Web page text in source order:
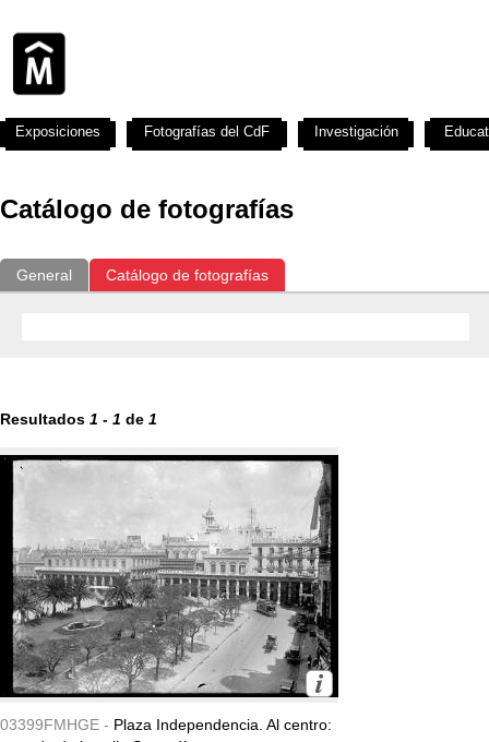
Catálogo de fotografías
General Catálogo de fotografías
Resultados 1 - 1 de 1
03399FMHGE - Plaza Independencia. Al centro:
Exposiciones Fotografías del CdF Investigación